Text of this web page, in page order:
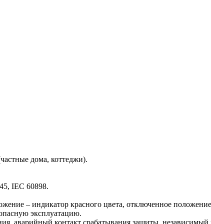
дома, коттеджи).
IEC 60898.
– индикатор красного цвета, отключенное
эксплуатацию.